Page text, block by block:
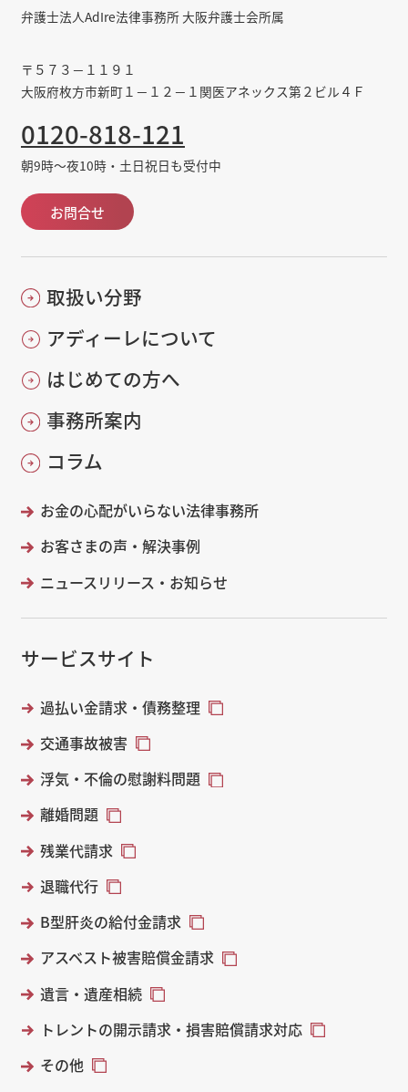
弁護士法人AdIre法律事務所 大阪弁護士会所属
〒５７３－１１９１
大阪府枚方市新町１－１２－１関医アネックス第２ビル４Ｆ
0120-818-121
朝9時～夜10時・土日祝日も受付中
お問合せ
取扱い分野
アディーレについて
はじめての方へ
事務所案内
コラム
お金の心配がいらない法律事務所
お客さまの声・解決事例
ニュースリリース・お知らせ
サービスサイト
過払い金請求・債務整理
交通事故被害
浮気・不倫の慰謝料問題
離婚問題
残業代請求
退職代行
B型肝炎の給付金請求
アスベスト被害賠償金請求
遺言・遺産相続
トレントの開示請求・損害賠償請求対応
その他